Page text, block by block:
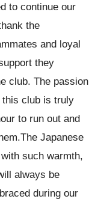
to continue our
the
and loyal
they
club. The passion
this club is truly
to run out and
Japanese
such warmth,
always be
during our